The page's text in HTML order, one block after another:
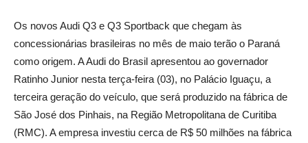
Os novos Audi Q3 e Q3 Sportback que chegam às
concessionárias brasileiras no mês de maio terão o Paraná
como origem. A Audi do Brasil apresentou ao governador
Ratinho Junior nesta terça-feira (03), no Palácio Iguaçu, a
terceira geração do veículo, que será produzido na fábrica de
São José dos Pinhais, na Região Metropolitana de Curitiba
(RMC). A empresa investiu cerca de R$ 50 milhões na fábrica